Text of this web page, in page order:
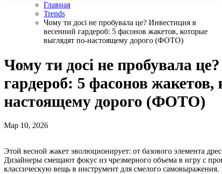
Главная
Trends
Чому ти досі не пробувала це? Инвестиция в
весенний гардероб: 5 фасонов жакетов, которые
выглядят по-настоящему дорого (ФОТО)
Чому ти досі не пробувала
гардероб: 5 фасонов
настоящему дорого (ФОТО)
Мар 10, 2026
Этой весной жакет эволюционирует: от базового элемента
Дизайнеры смещают фокус из чрезмерного объема в игру с
классическую вещь в инструмент для смелого самовыражения.